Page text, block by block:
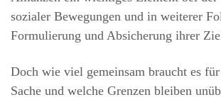
sozialer Bewegungen und in weiterer
Formulierung und Absicherung ihrer
Doch wie viel gemeinsam braucht es
Sache und welche Grenzen bleiben